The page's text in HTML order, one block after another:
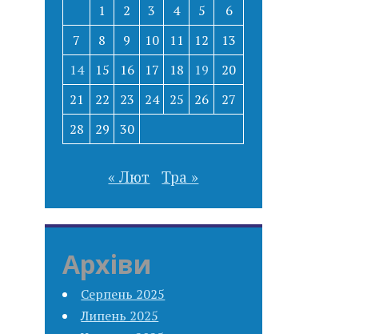
1
2 3 4 5
6
7
8 9 10 11 12
13
14
15 16 17 18 19
20
21
22 23 24 25 26
27
28
29 30
« Лют Тра »
Архіви
Серпень 2025
Липень 2025